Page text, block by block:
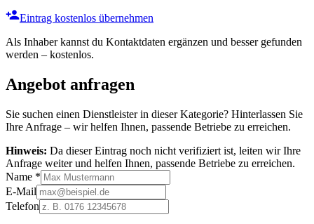
Eintrag kostenlos übernehmen
Als Inhaber kannst du Kontaktdaten ergänzen und besser gefunden
werden – kostenlos.
Angebot anfragen
Sie suchen einen Dienstleister in dieser Kategorie? Hinterlassen Sie
Ihre Anfrage – wir helfen Ihnen, passende Betriebe zu erreichen.
Hinweis: Da dieser Eintrag noch nicht verifiziert ist, leiten wir Ihre
Anfrage weiter und helfen Ihnen, passende Betriebe zu erreichen.
Name *
E-Mail
Telefon